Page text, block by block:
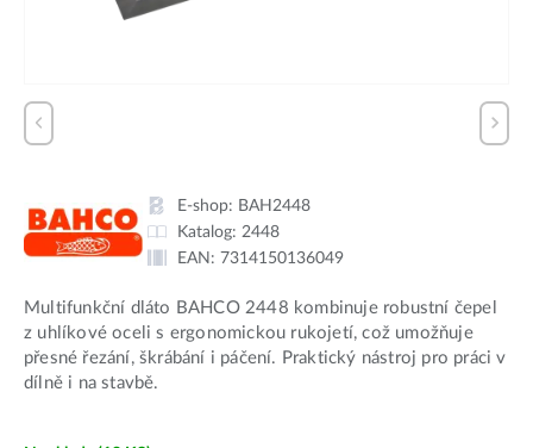
E-shop: BAH2448
Katalog: 2448
EAN: 7314150136049
Multifunkční dláto BAHCO 2448 kombinuje robustní čepel
z uhlíkové oceli s ergonomickou rukojetí, což umožňuje
přesné řezání, škrábání i páčení. Praktický nástroj pro práci v
dílně i na stavbě.